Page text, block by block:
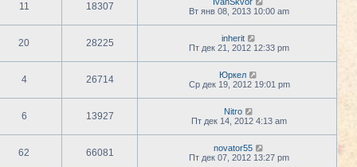
11 18307
Вт янв 08, 2013 10:00 am
20 28225
inherit
Пт дек 21, 2012 12:33 pm
4 26714
Юркел
Ср дек 19, 2012 19:01 pm
6 13927
Nitro
Пт дек 14, 2012 4:13 am
62 66081
novator55
Пт дек 07, 2012 13:27 pm